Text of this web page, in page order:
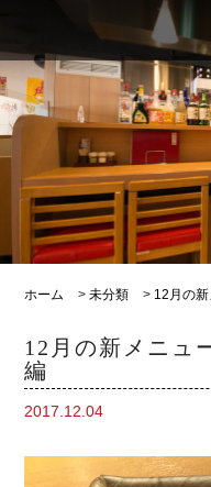
ホーム >未分類 > 12月の
12月の新メニュ
編
2017.12.04